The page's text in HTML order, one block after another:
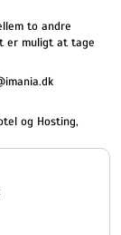
to andre
er muligt at tage
og Hosting,